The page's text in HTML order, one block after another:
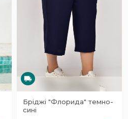
Бріджі "Флорида" темно-
сині